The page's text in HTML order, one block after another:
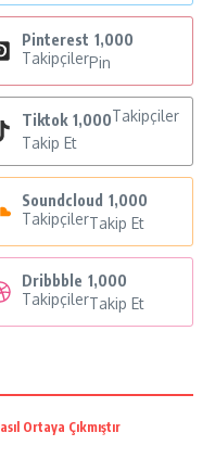
Pinterest 1,000
TakipçilerPin
Tiktok 1,000Takipçiler
Takip Et
Soundcloud 1,000
TakipçilerTakip Et
Dribbble 1,000
TakipçilerTakip Et
Ortaya Çıkmıştır